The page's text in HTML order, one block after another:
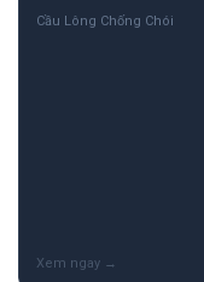
Cầu Lông Chống Chói